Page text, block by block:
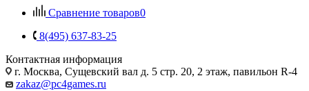
Сравнение товаров0
8(495) 637-83-25
Контактная информация
г. Москва, Сущевский вал д. 5 стр. 20, 2 этаж, павильон R-4
zakaz@pc4games.ru